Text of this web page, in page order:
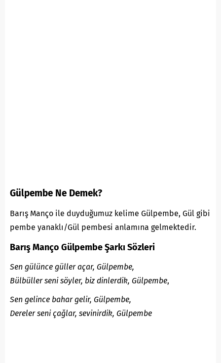
Gülpembe Ne Demek?
Barış Manço ile duyduğumuz kelime Gülpembe, Gül gibi
pembe yanaklı/Gül pembesi anlamına gelmektedir.
Barış Manço Gülpembe Şarkı Sözleri
Sen gülünce güller açar, Gülpembe,
Bülbüller seni söyler, biz dinlerdik, Gülpembe,
Sen gelince bahar gelir, Gülpembe,
Dereler seni çağlar, sevinirdik, Gülpembe